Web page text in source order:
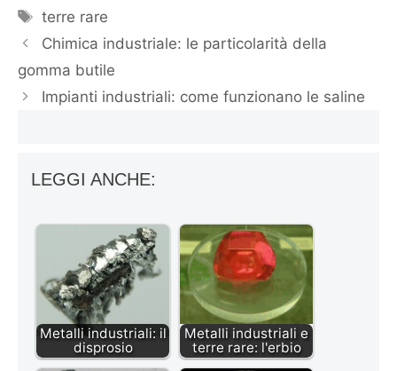
Tag
terre rare
Chimica industriale: le particolarità della
gomma butile
Impianti industriali: come funzionano le saline
LEGGI ANCHE:
Metalli industriali: il
disprosio
Metalli industriali e
terre rare: l'erbio